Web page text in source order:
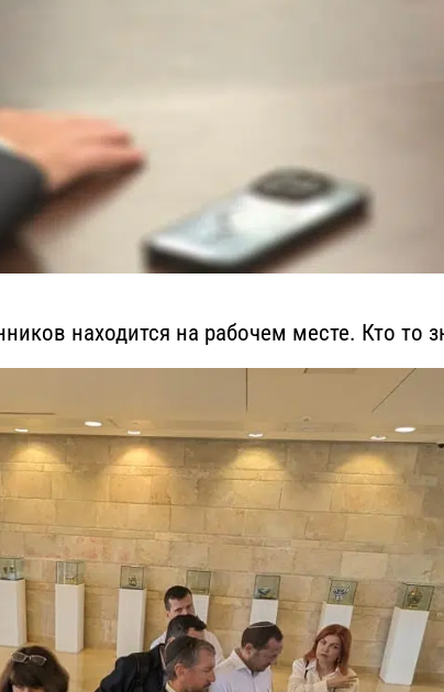
находится на рабочем месте. Кто то